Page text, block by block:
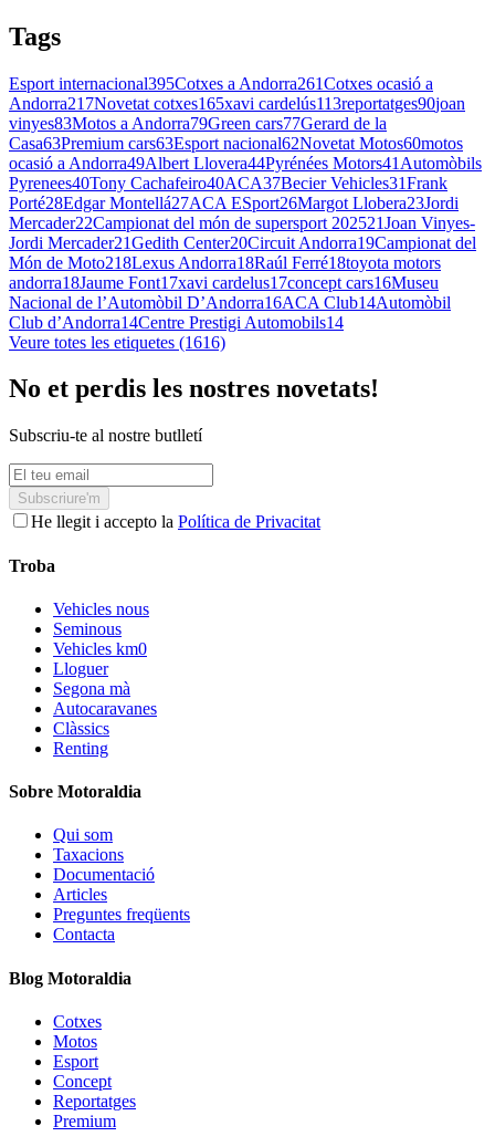
Tags
Esport internacional395Cotxes a Andorra261Cotxes ocasió a
Andorra217Novetat cotxes165xavi cardelús113reportatges90joan
vinyes83Motos a Andorra79Green cars77Gerard de la
Casa63Premium cars63Esport nacional62Novetat Motos60motos
ocasió a Andorra49Albert Llovera44Pyrénées Motors41 Automòbils
Pyrenees40Tony Cachafeiro40ACA37Becier Vehicles31Frank
Porté28Edgar Montellá27ACA ESport26Margot Llobera23Jordi
Mercader22Campionat del món de supersport 202521Joan Vinyes-
Jordi Mercader21Gedith Center20Circuit Andorra19Campionat del
Món de Moto218Lexus Andorra18Raúl Ferré18toyota motors
andorra18Jaume Font17xavi cardelus17concept cars16Museu
Nacional de l’Automòbil D’Andorra16ACA Club14Automòbil
Club d’Andorra14Centre Prestigi Automobils14
Veure totes les etiquetes (1616)
No et perdis les nostres novetats!
Subscriu-te al nostre butlletí
Subscriure'm
He llegit i accepto la Política de Privacitat
Troba
Vehicles nous
Seminous
Vehicles km0
Lloguer
Segona mà
Autocaravanes
Clàssics
Renting
Sobre Motoraldia
Qui som
Taxacions
Documentació
Articles
Preguntes freqüents
Contacta
Blog Motoraldia
Cotxes
Motos
Esport
Concept
Reportatges
Premium